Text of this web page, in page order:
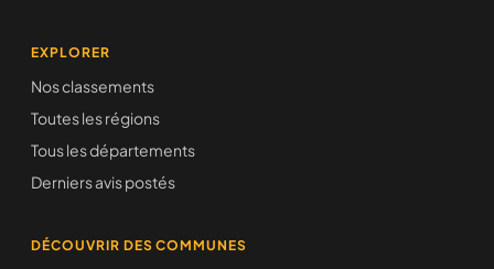
EXPLORER
Nos classements
Toutes les régions
Tous les départements
Derniers avis postés
DÉCOUVRIR DES COMMUNES